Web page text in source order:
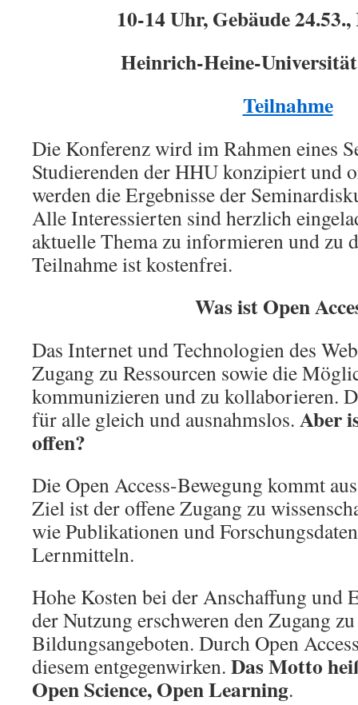
10-14 Uhr, Gebäude
Heinrich-Heine-
Teilnahme
Die Konferenz wird im Rahmen eines
Studierenden der HHU konzipiert und
werden die Ergebnisse der
Alle Interessierten sind herzlich
aktuelle Thema zu informieren und zu
Teilnahme ist kostenfrei.
Was ist Open
Das Internet und Technologien des
Zugang zu Ressourcen sowie die
kommunizieren und zu kollaborieren.
für alle gleich und ausnahmslos. Aber
offen?
Die Open Access-Bewegung kommt
Ziel ist der offene Zugang zu
wie Publikationen und
Lernmitteln.
Hohe Kosten bei der Anschaffung und
der Nutzung erschweren den Zugang
Bildungsangeboten. Durch Open
diesem entgegenwirken. Das Motto
Open Science, Open Learning.